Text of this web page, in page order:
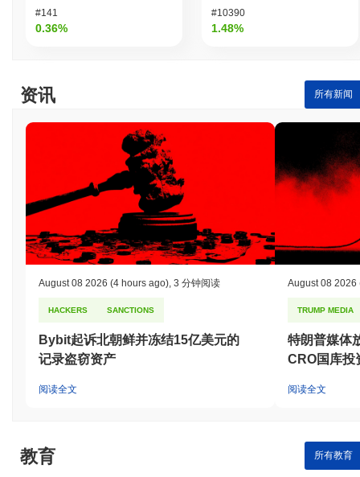
#141
0.36%
#10390
1.48%
资讯 所有新闻
August 08 2026 (4 hours ago) 3 分钟阅读
HACKERS SANCTIONS
Bybit起诉北朝鲜并冻结15亿美元的
记录盗窃资产
阅读全文
August 08 2026
TRUMP MEDIA
特朗普媒体
CRO国库投
阅读全文
教育 所有教育